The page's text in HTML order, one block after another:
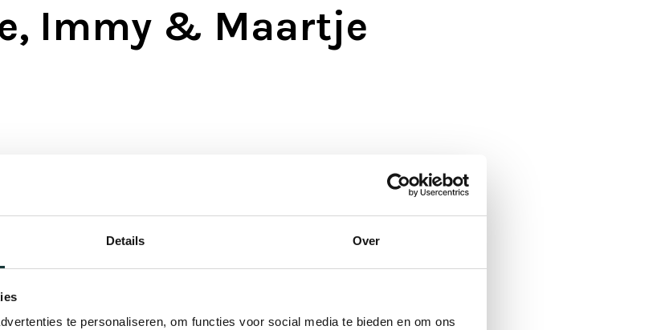
Details Over
te personaliseren, om functies voor social media te bieden en om ons
Immy & Maartje